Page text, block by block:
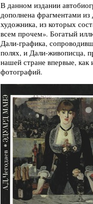
В данном издании
дополнена фрагментами из
художника, из которых
всем прочем». Богатый
Дали-графика,
полях, и Дали-живописца,
нашей стране впервые,
фотографий.